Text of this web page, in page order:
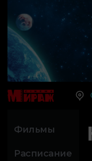
Фильмы
Расписание